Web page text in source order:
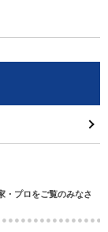
・プロをご覧のみなさ